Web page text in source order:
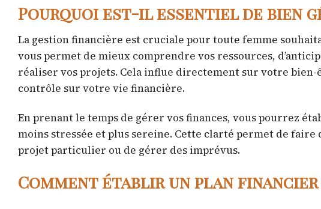
Pourquoi est-il essentiel de bien
La gestion financière est cruciale pour toute femme
vous permet de mieux comprendre vos ressources,
réaliser vos projets. Cela influe directement sur votre
contrôle sur votre vie financière.
En prenant le temps de gérer vos finances, vous pourrez
moins stressée et plus sereine. Cette clarté permet de faire
projet particulier ou de gérer des imprévus.
Comment établir un plan